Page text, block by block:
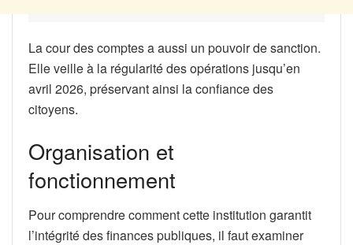
La cour des comptes a aussi un pouvoir de sanction.
Elle veille à la régularité des opérations jusqu’en
avril 2026, préservant ainsi la confiance des
citoyens.
Organisation et
fonctionnement
Pour comprendre comment cette institution garantit
l’intégrité des finances publiques, il faut examiner